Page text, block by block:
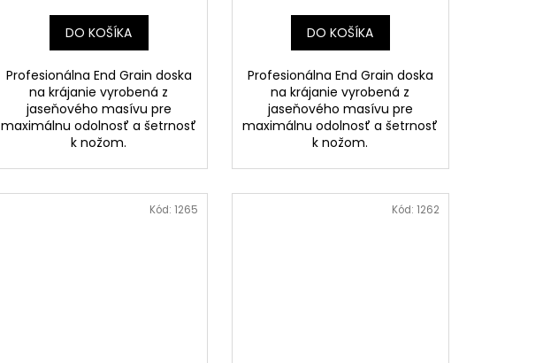
DO KOŠÍKA
Profesionálna End Grain doska
na krájanie vyrobená z
jaseňového masívu pre
maximálnu odolnosť a šetrnosť
k nožom.
DO KOŠÍKA
Profesionálna End Grain doska
na krájanie vyrobená z
jaseňového masívu pre
maximálnu odolnosť a šetrnosť
k nožom.
Kód: 1265 Kód: 1262